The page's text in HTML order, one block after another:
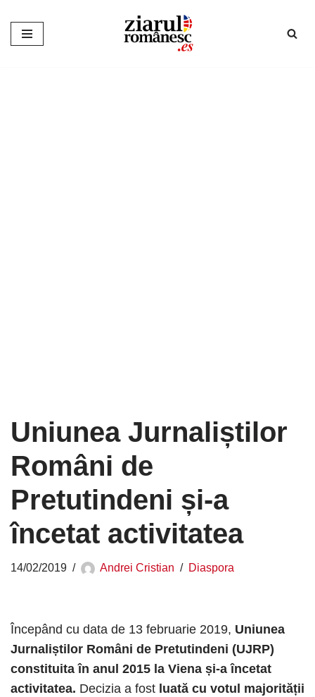
Sari
Uniunea Jurnaliștilor
Români de
Pretutindeni și-a
încetat activitatea
14/02/2019 Andrei Cristian Diaspora
Începând cu data de 13 februarie 2019, Uniunea
Jurnaliștilor Români de Pretutindeni (UJRP)
constituita în anul 2015 la Viena și-a încetat
activitatea. Decizia a fost luată cu votul majorității